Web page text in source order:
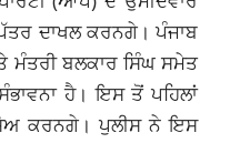
ਦਾਖਲ ਕਰਨਗੇ। ਪੰਜਾਬ
ਮੰਤਰੀ ਬਲਕਾਰ ਸਿੰਘ ਸਮੇਤ
ਹੈ। ਇਸ ਤੋਂ ਪਹਿਲਾਂ
ਕਰਨਗੇ। ਪੁਲੀਸ ਨੇ ਇਸ